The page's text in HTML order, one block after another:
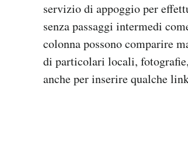
servizio di appoggio per
senza passaggi intermedi
colonna possono comparire
di particolari locali,
anche per inserire qualche